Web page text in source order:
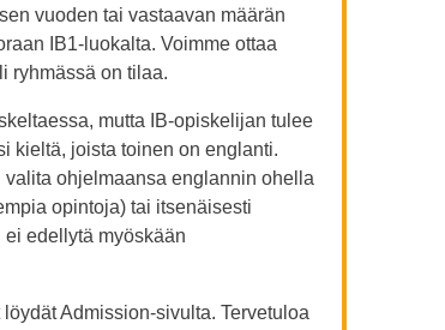
vuoden tai vastaavan määrän
IB1-luokalta. Voimme ottaa
ryhmässä on tilaa.
mutta IB-opiskelijan tulee
kieltä, joista toinen on englanti.
ohjelmaansa englannin ohella
opintoja) tai itsenäisesti
edellytä myöskään
Admission-sivulta. Tervetuloa